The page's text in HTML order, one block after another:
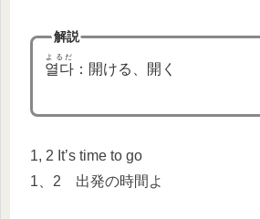
解説
열다
よるだ
：開ける、開く
1, 2 It’s time to go
1、2 出発の時間よ